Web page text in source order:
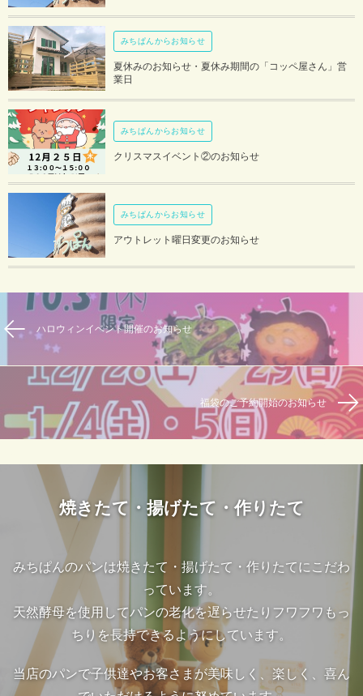
みちぱんからお知らせ
夏休みのお知らせ・夏休み期間の「コッペ屋さん」営
業日
みちぱんからお知らせ
クリスマスイベント②のお知らせ
みちぱんからお知らせ
アウトレット曜日変更のお知らせ
ハロウィンイベント開催のお知らせ
福袋のご予約開始のお知らせ
焼きたて・揚げたて・作りたて
みちぱんのパンは焼きたて・揚げたて・作りたてにこだわ
っています。
天然酵母を使用してパンの老化を遅らせたりフワフワもっ
ちりを長持できるようにしています。
当店のパンで子供達やお客さまが美味しく、楽しく、喜ん